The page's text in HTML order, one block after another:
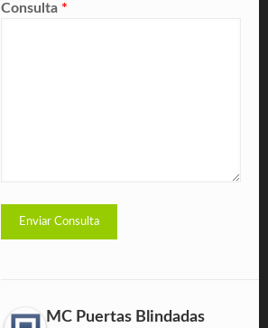
Consulta *
MC Puertas Blindadas